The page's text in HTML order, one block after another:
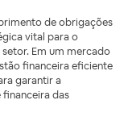
de obrigações
vital para o
Em um mercado
financeira eficiente
garantir a
das